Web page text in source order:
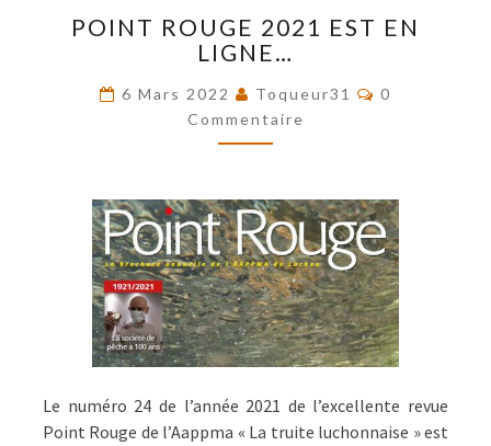
ROUGE
2021
EN
LIGNE…
POINT ROUGE 2021 EST EN
LIGNE…
6 Mars 2022 Toqueur31
0
Commentaire
Le numéro 24 de l’année 2021 de l’excellente revue
Point Rouge de l’Aappma « La truite luchonnaise » est